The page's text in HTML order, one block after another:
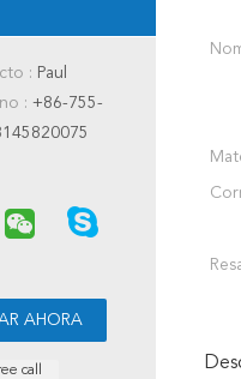
: Paul
: +86-755-
call